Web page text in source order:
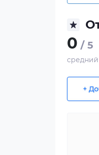
0 / 5
средний
+